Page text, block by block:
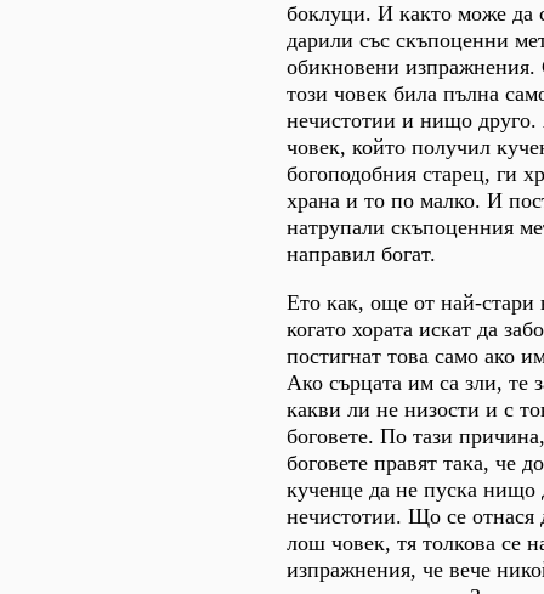
боклуци. И както може да
дарили със скъпоценни
обикновени изпражнения.
този човек била пълна
нечистотии и нищо
човек, който получил
богоподобния старец, ги
храна и то по малко. И
натрупали скъпоценния
направил богат.
Ето как, още от най-стари
когато хората искат да
постигнат това само ако
Ако сърцата им са зли, те
какви ли не низости и с
боговете. По тази
боговете правят така, че
кученце да не пуска нищо
нечистотии. Що се отнася
лош човек, тя толкова се
изпражнения, че вече